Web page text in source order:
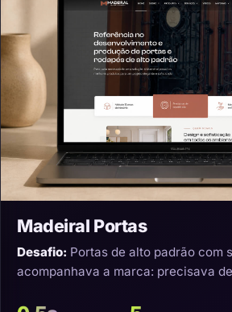
Madeiral Portas
Desafio: Portas de alto padrão com
acompanhava a marca: precisava